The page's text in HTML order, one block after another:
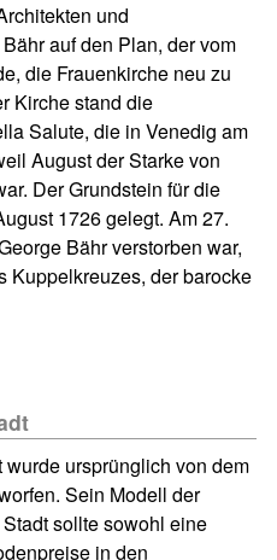
und
auf den Plan, der vom
die Frauenkirche neu zu
Kirche stand die
Salute, die in Venedig am
August der Starke von
Der Grundstein für die
1726 gelegt. Am 27.
Bähr verstorben war,
Kuppelkreuzes, der barocke
ursprünglich von dem
Sein Modell der
sollte sowohl eine
in den